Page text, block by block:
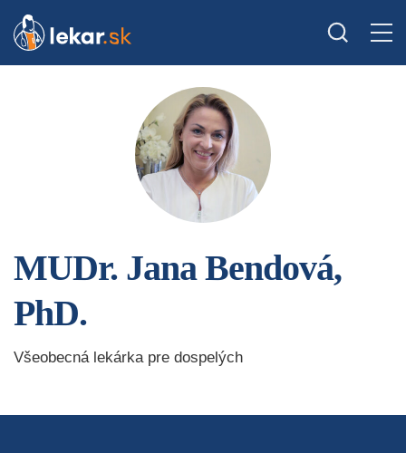
MUDr. Jana Bendová,
PhD.
Všeobecná lekárka pre dospelých